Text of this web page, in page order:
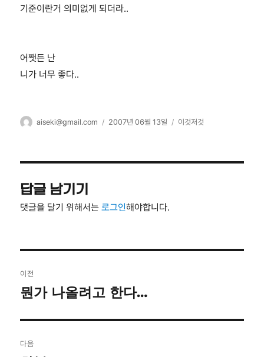
기준이란거 의미없게 되더라..
어쨋든 난
니가 너무 좋다..
글
aiseki@gmail.com
작
2007년 06월 13일
카
이것저것
답글 남기기
댓글을 달기 위해서는로그인해야합니다.
탐
이전
이
글:
뭔가 나올려고 한다…
다음